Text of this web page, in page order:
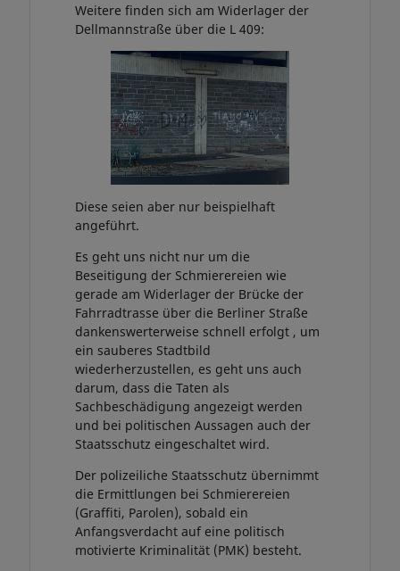
Weitere finden sich am Widerlager der
Dellmannstraße über die L 409:
Diese seien aber nur beispielhaft
angeführt.
Es geht uns nicht nur um die
Beseitigung der Schmierereien wie
gerade am Widerlager der Brücke der
Fahrradtrasse über die Berliner Straße
dankenswerterweise schnell erfolgt , um
ein sauberes Stadtbild
wiederherzustellen, es geht uns auch
darum, dass die Taten als
Sachbeschädigung angezeigt werden
und bei politischen Aussagen auch der
Staatsschutz eingeschaltet wird.
Der polizeiliche Staatsschutz übernimmt
die Ermittlungen bei Schmierereien
(Graffiti, Parolen), sobald ein
Anfangsverdacht auf eine politisch
motivierte Kriminalität (PMK) besteht.